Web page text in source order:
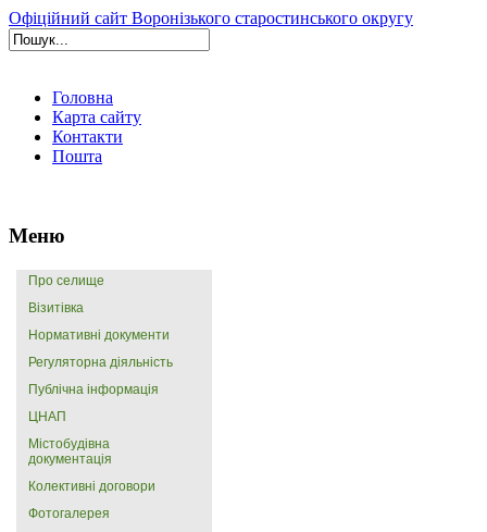
Офіційний сайт Воронізького старостинського округу
Головна
Карта сайту
Контакти
Пошта
Меню
Про селище
Візитівка
Нормативні документи
Регуляторна діяльність
Публічна інформація
ЦНАП
Містобудівна
документація
Колективні договори
Фотогалерея